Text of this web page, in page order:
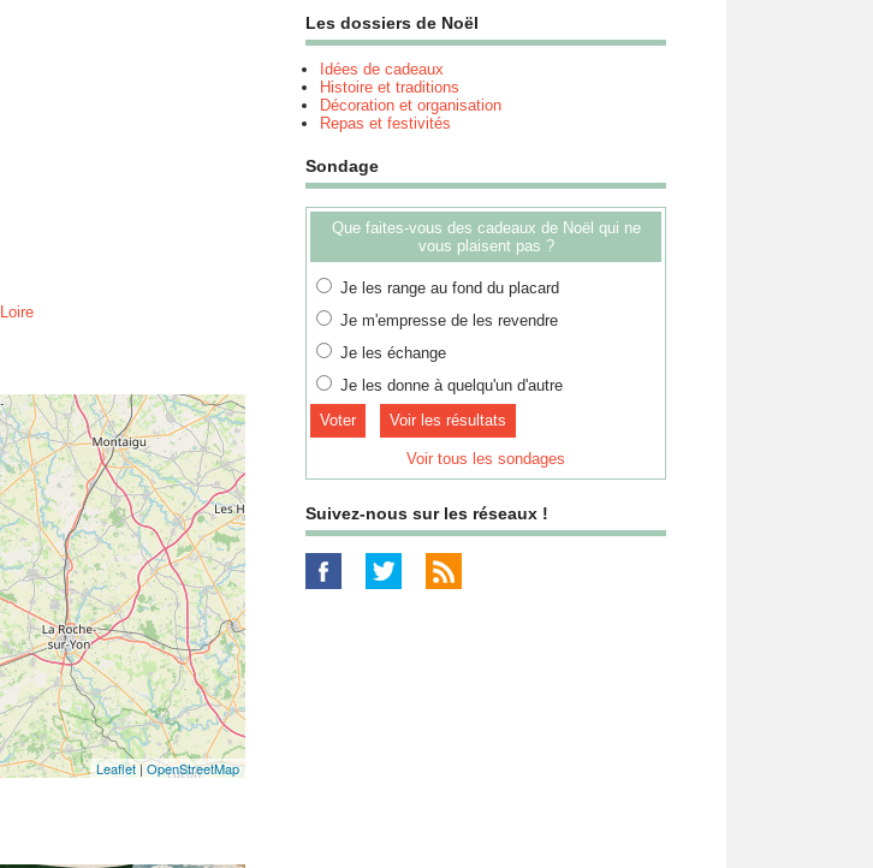
Leaflet|OpenStreetMap
Les dossiers de Noël
Idées de cadeaux
Histoire et traditions
Décoration et organisation
Repas et festivités
Sondage
Que faites-vous des cadeaux de Noël qui ne
vous plaisent pas ?
Je les range au fond du placard
Je m'empresse de les revendre
Je les échange
Je les donne à quelqu'un d'autre
Voir les résultats
Voir tous les sondages
Suivez-nous sur les réseaux !